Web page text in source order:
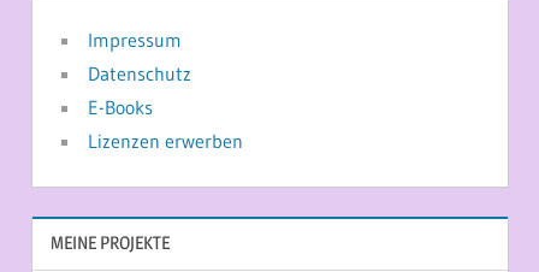
Impressum
Datenschutz
E-Books
Lizenzen erwerben
MEINE PROJEKTE